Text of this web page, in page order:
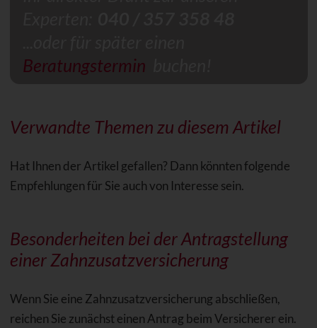
Beratungstermin
Verwandte Themen zu diesem Artikel
Hat Ihnen der Artikel gefallen? Dann könnten folgende
Empfehlungen für Sie auch von Interesse sein.
Besonderheiten bei der Antragstellung
einer Zahnzusatzversicherung
Wenn Sie eine Zahnzusatzversicherung abschließen,
reichen Sie zunächst einen Antrag beim Versicherer ein.